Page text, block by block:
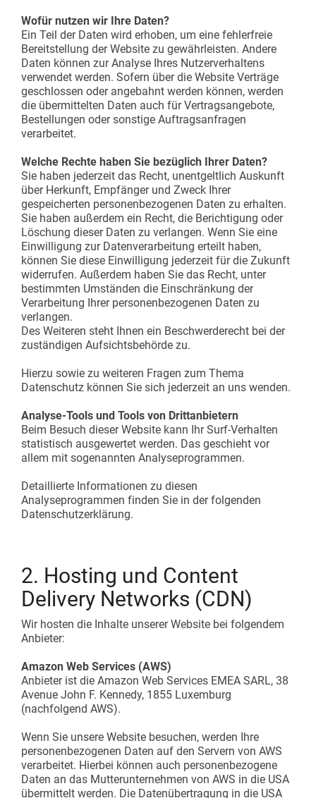
Wofür nutzen wir Ihre Daten?
Ein Teil der Daten wird erhoben, um eine fehlerfreie
Bereitstellung der Website zu gewährleisten. Andere
Daten können zur Analyse Ihres Nutzerverhaltens
verwendet werden. Sofern über die Website Verträge
geschlossen oder angebahnt werden können, werden
die übermittelten Daten auch für Vertragsangebote,
Bestellungen oder sonstige Auftragsanfragen
verarbeitet.
Welche Rechte haben Sie bezüglich Ihrer Daten?
Sie haben jederzeit das Recht, unentgeltlich Auskunft
über Herkunft, Empfänger und Zweck Ihrer
gespeicherten personenbezogenen Daten zu erhalten.
Sie haben außerdem ein Recht, die Berichtigung oder
Löschung dieser Daten zu verlangen. Wenn Sie eine
Einwilligung zur Datenverarbeitung erteilt haben,
können Sie diese Einwilligung jederzeit für die Zukunft
widerrufen. Außerdem haben Sie das Recht, unter
bestimmten Umständen die Einschränkung der
Verarbeitung Ihrer personenbezogenen Daten zu
verlangen.
Des Weiteren steht Ihnen ein Beschwerderecht bei der
zuständigen Aufsichtsbehörde zu.
Hierzu sowie zu weiteren Fragen zum Thema
Datenschutz können Sie sich jederzeit an uns wenden.
Analyse-Tools und Tools von Drittanbietern
Beim Besuch dieser Website kann Ihr Surf-Verhalten
statistisch ausgewertet werden. Das geschieht vor
allem mit sogenannten Analyseprogrammen.
Detaillierte Informationen zu diesen
Analyseprogrammen finden Sie in der folgenden
Datenschutzerklärung.
2. Hosting und Content
Delivery Networks (CDN)
Wir hosten die Inhalte unserer Website bei folgendem
Anbieter:
Amazon Web Services (AWS)
Anbieter ist die Amazon Web Services EMEA SARL, 38
Avenue John F. Kennedy, 1855 Luxemburg
(nachfolgend AWS).
Wenn Sie unsere Website besuchen, werden Ihre
personenbezogenen Daten auf den Servern von AWS
verarbeitet. Hierbei können auch personenbezogene
Daten an das Mutterunternehmen von AWS in die USA
übermittelt werden. Die Datenübertragung in die USA